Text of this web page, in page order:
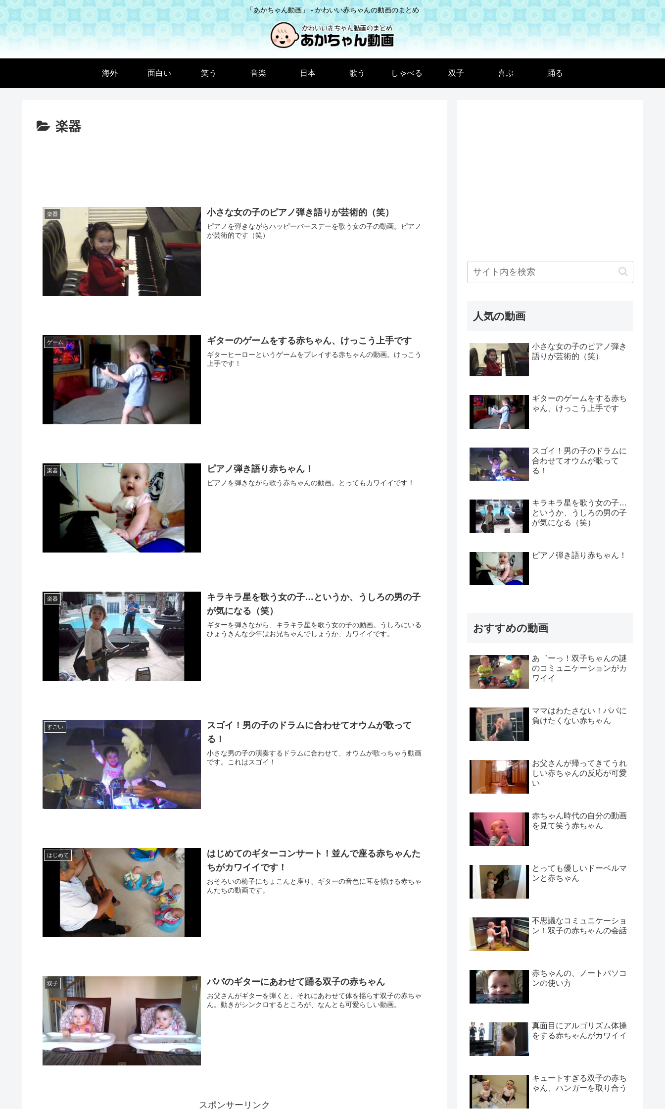
「あかちゃん動画」 - かわいい赤ちゃんの動画のまとめ
海外 面白い 笑う 音楽 日本 歌う しゃべる 双子 喜ぶ 踊る
楽器
楽器 小さな女の子のピアノ弾き語りが芸術的（笑）
ピアノを弾きながらハッピーバースデーを歌う女の子の動画。ピアノ
が芸術的です（笑）
ゲーム ギターのゲームをする赤ちゃん、けっこう上手です
ギターヒーローというゲームをプレイする赤ちゃんの動画。けっこう
上手です！
楽器 ピアノ弾き語り赤ちゃん！
ピアノを弾きながら歌う赤ちゃんの動画。とってもカワイイです！
楽器
キラキラ星を歌う女の子…というか、うしろの男の子
が気になる（笑）
ギターを弾きながら、キラキラ星を歌う女の子の動画。うしろにいる
ひょうきんな少年はお兄ちゃんでしょうか、カワイイです。
すごい
スゴイ！男の子のドラムに合わせてオウムが歌って
る！
小さな男の子の演奏するドラムに合わせて、オウムが歌っちゃう動画
です。これはスゴイ！
はじめて
はじめてのギターコンサート！並んで座る赤ちゃんた
ちがカワイイです！
おそろいの椅子にちょこんと座り、ギターの音色に耳を傾ける赤ちゃ
んたちの動画です。
双子 パパのギターにあわせて踊る双子の赤ちゃん
お父さんがギターを弾くと、それにあわせて体を揺らす双子の赤ちゃ
ん。動きがシンクロするところが、なんとも可愛らしい動画。
スポンサーリンク
人気の動画
小さな女の子のピアノ弾き
語りが芸術的（笑）
ギターのゲームをする赤ち
ゃん、けっこう上手です
スゴイ！男の子のドラムに
合わせてオウムが歌って
る！
キラキラ星を歌う女の子…
というか、うしろの男の子
が気になる（笑）
ピアノ弾き語り赤ちゃん！
おすすめの動画
あ゛ーっ！双子ちゃんの謎
のコミュニケーションがカ
ワイイ
ママはわたさない！パパに
負けたくない赤ちゃん
お父さんが帰ってきてうれ
しい赤ちゃんの反応が可愛
い
赤ちゃん時代の自分の動画
を見て笑う赤ちゃん
とっても優しいドーベルマ
ンと赤ちゃん
不思議なコミュニケーショ
ン！双子の赤ちゃんの会話
赤ちゃんの、ノートパソコ
ンの使い方
真面目にアルゴリズム体操
をする赤ちゃんがカワイイ
キュートすぎる双子の赤ち
ゃん、ハンガーを取り合う